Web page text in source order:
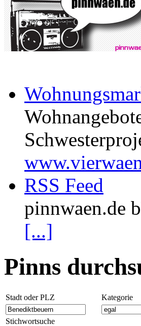
RSS Feed
pinnwaen.de
[...]
Pinns
Stadt oder PLZ Kategorie
Stichwortsuche